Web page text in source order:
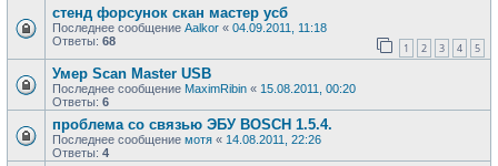
стенд форсунок скан мастер усб
Последнее сообщение Aalkor « 04.09.2011, 11:18
Ответы: 68 1 2 3 4 5
Умер Scan Master USB
Последнее сообщение MaximRibin « 15.08.2011, 00:20
Ответы: 6
проблема со связью ЭБУ BOSCH 1.5.4.
Последнее сообщение мотя « 14.08.2011, 22:26
Ответы: 4